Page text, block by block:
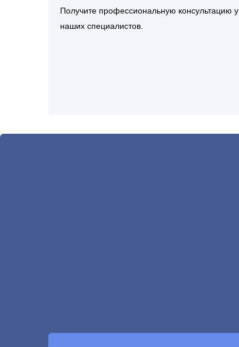
Получите профессиональную консультацию у
наших специалистов.